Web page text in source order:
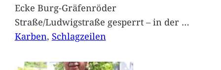
Ecke Burg-Gräfenröder
Straße/Ludwigstraße gesperrt – in der …
Karben, Schlagzeilen